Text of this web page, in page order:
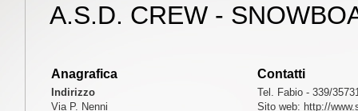
A.S.D. CREW -
Anagrafica
Indirizzo
Via P. Nenni
Contatti
Tel. Fabio - 339/
Sito web: http://